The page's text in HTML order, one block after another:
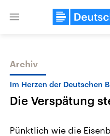
Close
Themen
Archiv
Im Herzen der Deutschen
Die Verspätung
Pünktlich wie die